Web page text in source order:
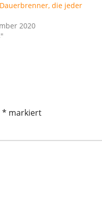
die jeder
2020
* markiert